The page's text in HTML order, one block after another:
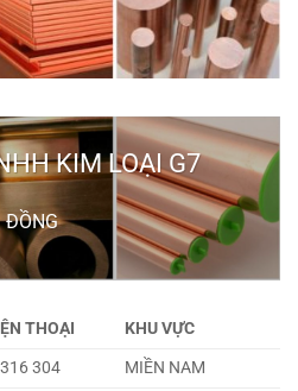
KIM LOẠI G7
ĐỒNG
THOẠI
KHU VỰC
304
MIỀN NAM